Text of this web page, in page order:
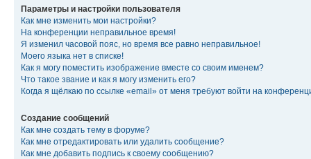
Параметры и настройки пользователя
Как мне изменить мои настройки?
На конференции неправильное время!
Я изменил часовой пояс, но время все равно неправильное!
Моего языка нет в списке!
Как я могу поместить изображение вместе со своим именем?
Что такое звание и как я могу изменить его?
Когда я щёлкаю по ссылке «email» от меня требуют войти на
Создание сообщений
Как мне создать тему в форуме?
Как мне отредактировать или удалить сообщение?
Как мне добавить подпись к своему сообщению?